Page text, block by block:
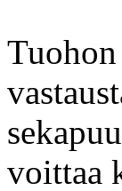
voittaa